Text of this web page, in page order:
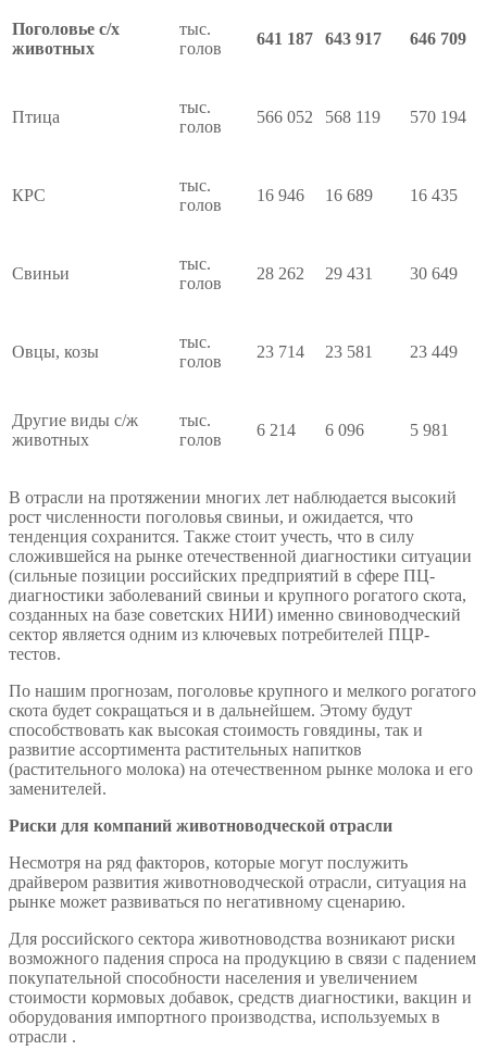
Поголовье с/х
животных
тыс.
голов
641 187 643 917 646 709
Птица
тыс.
голов
566 052 568 119 570 194
КРС
тыс.
голов
16 946 16 689 16 435
Свиньи
тыс.
голов
28 262 29 431 30 649
Овцы, козы
тыс.
голов
23 714 23 581 23 449
Другие виды с/ж
животных
тыс.
голов
6 214 6 096 5 981
В отрасли на протяжении многих лет наблюдается высокий
рост численности поголовья свиньи, и ожидается, что
тенденция сохранится. Также стоит учесть, что в силу
сложившейся на рынке отечественной диагностики ситуации
(сильные позиции российских предприятий в сфере ПЦ-
диагностики заболеваний свиньи и крупного рогатого скота,
созданных на базе советских НИИ) именно свиноводческий
сектор является одним из ключевых потребителей ПЦР-
тестов.
По нашим прогнозам, поголовье крупного и мелкого рогатого
скота будет сокращаться и в дальнейшем. Этому будут
способствовать как высокая стоимость говядины, так и
развитие ассортимента растительных напитков
(растительного молока) на отечественном рынке молока и его
заменителей.
Риски для компаний животноводческой отрасли
Несмотря на ряд факторов, которые могут послужить
драйвером развития животноводческой отрасли, ситуация на
рынке может развиваться по негативному сценарию.
Для российского сектора животноводства возникают риски
возможного падения спроса на продукцию в связи с падением
покупательной способности населения и увеличением
стоимости кормовых добавок, средств диагностики, вакцин и
оборудования импортного производства, используемых в
отрасли .